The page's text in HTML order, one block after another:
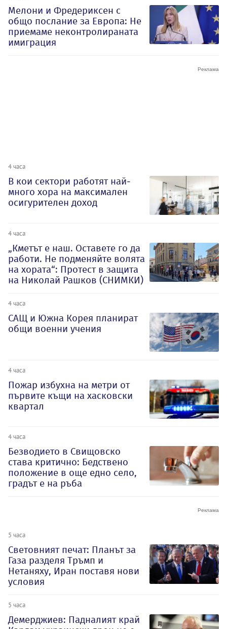
Мелони и Фредериксен с
общо послание за Европа: Не
приемаме неконтролираната
имиграция
4 часа
В кои сектори работят най-
много хора на максимален
осигурителен доход
4 часа
„Кметът е наш. Оставете го да
работи. Не подменяйте волята
на хората“: Протест в защита
на Николай Рашков (СНИМКИ)
4 часа
САЩ и Южна Корея планират
общи военни учения
4 часа
Пожар избухна на метри от
първите къщи на хасковски
квартал
4 часа
Безводието в Свищовско
става критично: Бедствено
положение в още едно село,
градът е на ръба
5 часа
Световният печат: Планът за
Газа разделя Тръмп и
Нетаняху, Иран поставя нови
условия
5 часа
Демерджиев: Падналият край